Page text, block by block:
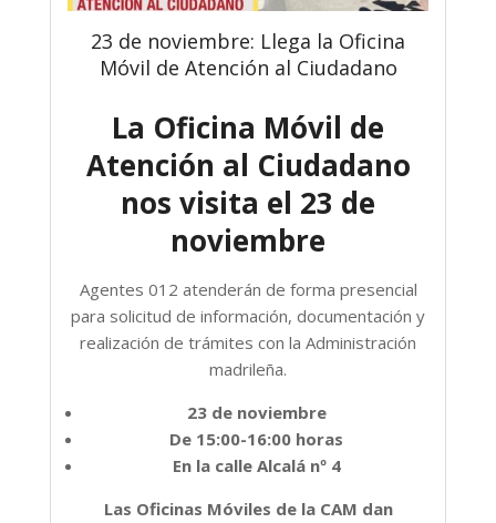
23 de noviembre: Llega la Oficina
Móvil de Atención al Ciudadano
La Oficina Móvil de
Atención al Ciudadano
nos visita el 23 de
noviembre
Agentes 012 atenderán de forma presencial
para solicitud de información, documentación y
realización de trámites con la Administración
madrileña.
23 de noviembre
De 15:00-16:00 horas
En la calle Alcalá nº 4
Las Oficinas Móviles de la CAM dan